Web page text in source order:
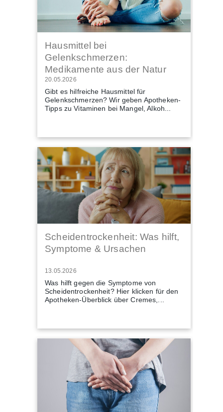
Hausmittel bei
Gelenkschmerzen:
Medikamente aus der Natur
20.05.2026
Gibt es hilfreiche Hausmittel für
Gelenkschmerzen? Wir geben Apotheken-
Tipps zu Vitaminen bei Mangel, Alkoh...
Scheidentrockenheit: Was hilft,
Symptome & Ursachen
13.05.2026
Was hilft gegen die Symptome von
Scheidentrockenheit? Hier klicken für den
Apotheken-Überblick über Cremes,...